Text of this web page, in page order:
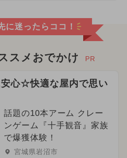
に迷ったらココ！
スメおでかけ PR
心☆快適な屋内で思い
話題の10本アーム クレー
ンゲーム『十手観音』家族
で爆獲体験！
宮城県岩沼市